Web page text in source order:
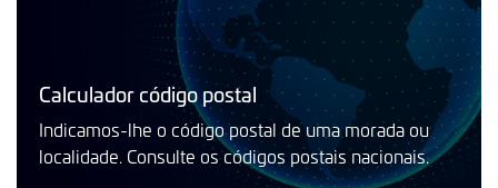
Calculador código postal
Indicamos-lhe o código postal de uma morada ou
localidade. Consulte os códigos postais nacionais.